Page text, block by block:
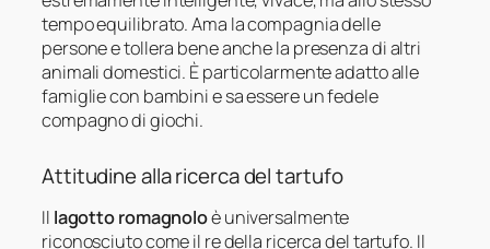
tempo equilibrato. Ama la compagnia delle
persone e tollera bene anche la presenza di altri
animali domestici. È particolarmente adatto alle
famiglie con bambini e sa essere un fedele
compagno di giochi.
Attitudine alla ricerca del tartufo
Il lagotto romagnoloè universalmente
riconosciuto come il re della ricerca del tartufo. Il